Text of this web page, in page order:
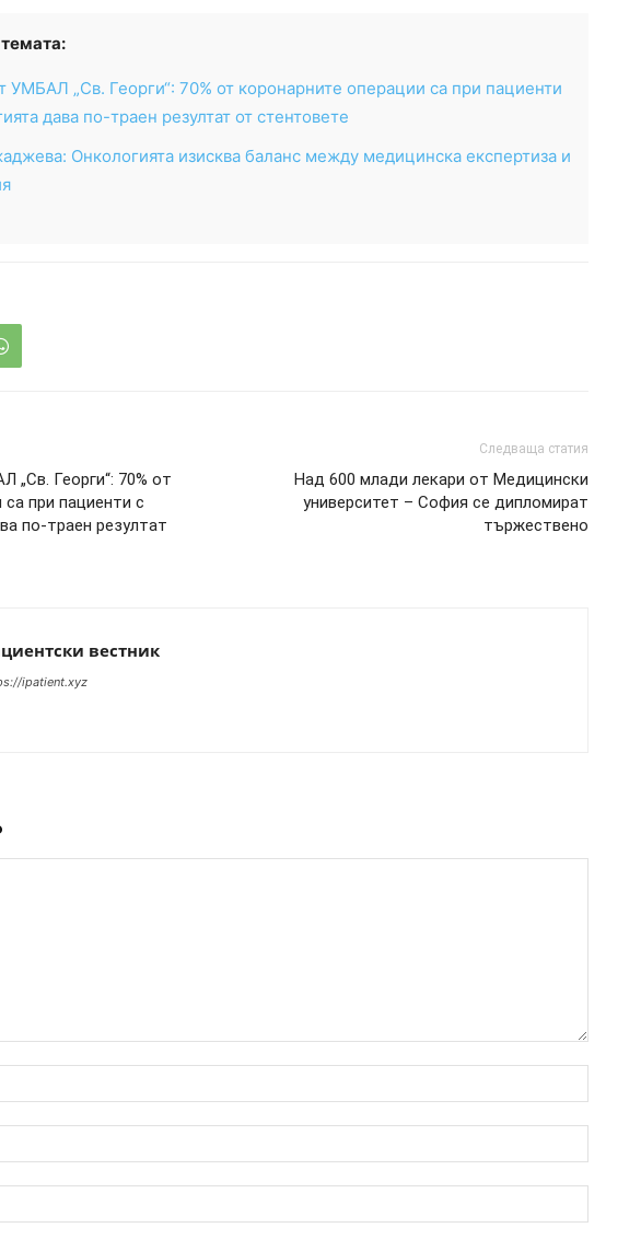
УМБАЛ „Св. Георги“: 70% от коронарните операции са при пациенти
дава по-траен резултат от стентовете
Онкологията изисква баланс между медицинска експертиза и
„Св. Георги“: 70% от
при пациенти с
по-траен резултат
Следваща статия
Над 600 млади лекари от Медицински
университет – София се дипломират
тържествено
вестник
ipatient.xyz